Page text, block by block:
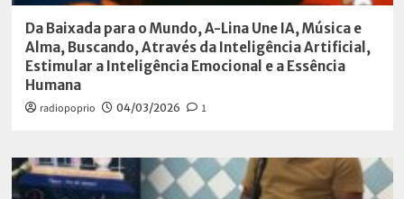
Da Baixada para o Mundo, A-Lina Une IA, Música e
Alma, Buscando, Através da Inteligência Artificial,
Estimular a Inteligência Emocional e a Essência
Humana
radiopoprio 04/03/2026 1